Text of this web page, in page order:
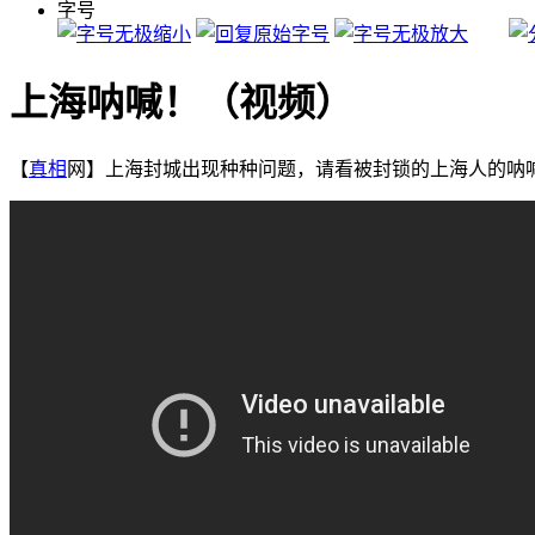
字号
上海呐喊！（视频）
【真相 网】上海封城出现种种问题，请看被封锁的上海人的呐